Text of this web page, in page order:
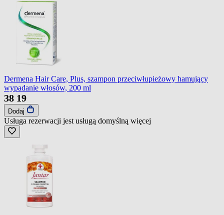
Dermena Hair Care, Plus, szampon przeciwłupieżowy hamujący
wypadanie włosów, 200 ml
38 19
Dodaj
Usługa rezerwacji jest usługą domyślną więcej